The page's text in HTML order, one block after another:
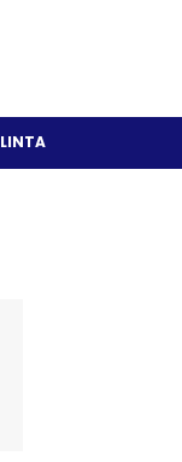
LINTAS OLAH RAGA